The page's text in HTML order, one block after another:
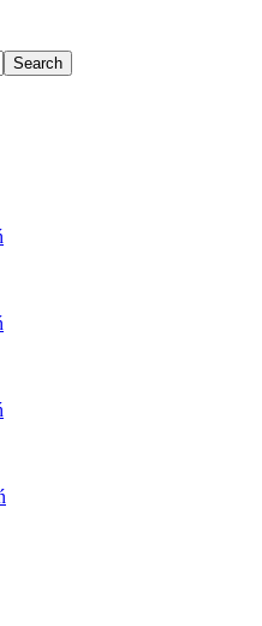
Search